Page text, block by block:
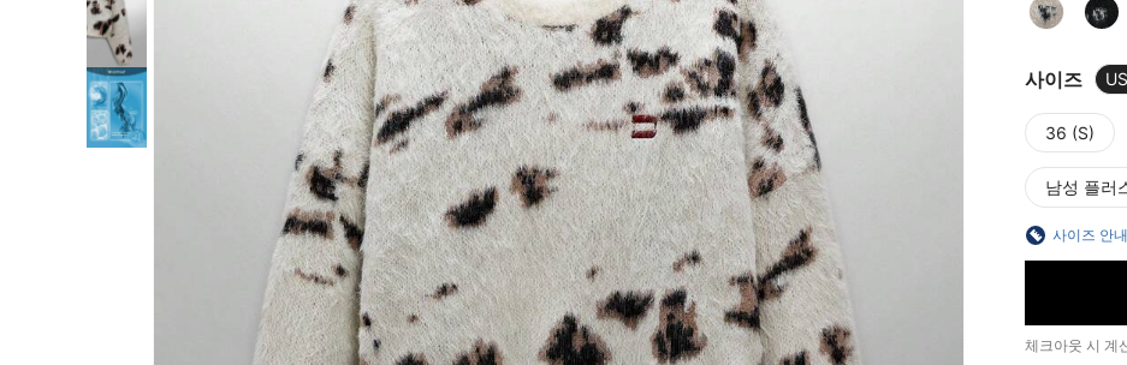
사이즈 US
36 (S)
남성 플러
사이즈 안내
체크아웃 시 계